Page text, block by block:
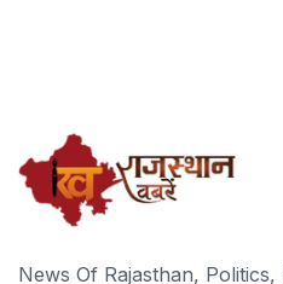
News Of Rajasthan,